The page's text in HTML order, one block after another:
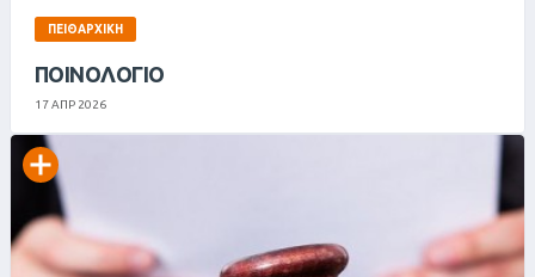
ΠΕΙΘΑΡΧΙΚΉ
ΠΟΙΝΟΛΟΓΙΟ
17 ΑΠΡ 2026